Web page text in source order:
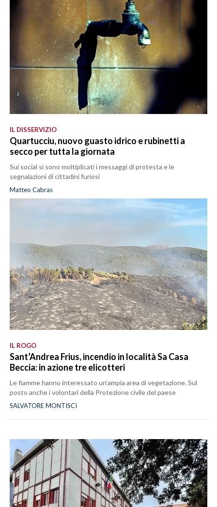
IL DISSERVIZIO
Quartucciu, nuovo guasto idrico e rubinetti a
secco per tutta la giornata
Sui social si sono moltiplicati i messaggi di protesta e le
segnalazioni di cittadini furiosi
Matteo Cabras
IL ROGO
Sant’Andrea Frius, incendio in località Sa Casa
Beccia: in azione tre elicotteri
Le fiamme hanno interessato un’ampia area di vegetazione. Sul
posto anche i volontari della Protezione civile del paese
SALVATORE MONTISCI